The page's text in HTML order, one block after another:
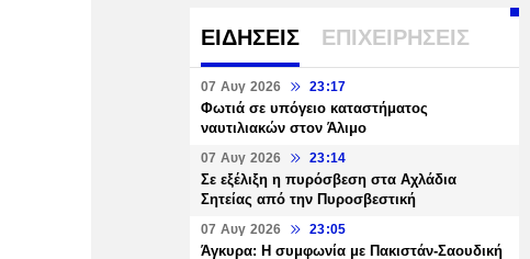
ΕΙΔΗΣΕΙΣ ΕΠΙΧΕΙΡΗΣΕΙΣ
07 Αυγ 2026 23:17
Φωτιά σε υπόγειο καταστήματος
ναυτιλιακών στον Άλιμο
07 Αυγ 2026 23:14
Σε εξέλιξη η πυρόσβεση στα Αχλάδια
Σητείας από την Πυροσβεστική
07 Αυγ 2026 23:05
Άγκυρα: Η συμφωνία με Πακιστάν-Σαουδική